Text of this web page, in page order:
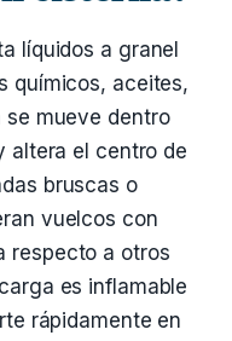
líquidos a granel
químicos, aceites,
se mueve dentro
altera el centro de
bruscas o
vuelcos con
respecto a otros
es inflamable
rápidamente en